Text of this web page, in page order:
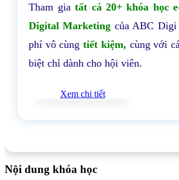
Tham giatất cả 20+ khóa học
Digital Marketing của ABC
phí vô cùngtiết kiệm, cùng với
biệt chỉ dành cho hội viên.
Xem chi tiết
Nội dung khóa học